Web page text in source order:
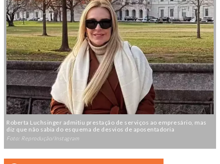
Roberta Luchsinger admitiu prestação de serviços ao empresário, mas
diz que não sabia do esquema de desvios de aposentadoria
Foto: Reprodução/Instagram